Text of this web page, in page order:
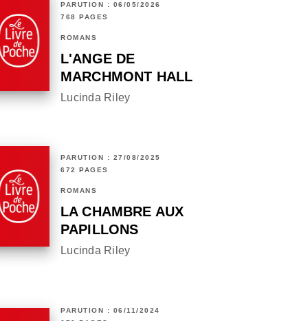
PARUTION : 06/05/2026
768 PAGES
ROMANS
L'ANGE DE
MARCHMONT HALL
Lucinda Riley
PARUTION : 27/08/2025
672 PAGES
ROMANS
LA CHAMBRE AUX
PAPILLONS
Lucinda Riley
PARUTION : 06/11/2024